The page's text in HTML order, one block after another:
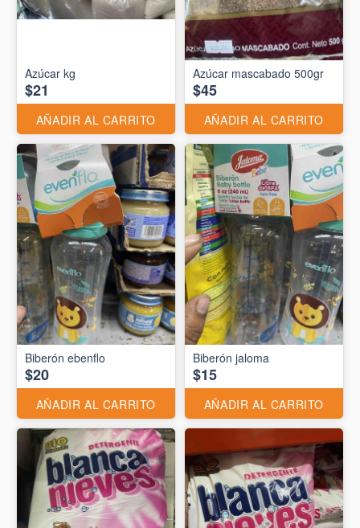
Azúcar kg
$21
AÑADIR AL CARRITO
Azúcar mascabado 500gr
$45
AÑADIR AL CARRITO
Biberón ebenflo
$20
AÑADIR AL CARRITO
Biberón jaloma
$15
AÑADIR AL CARRITO